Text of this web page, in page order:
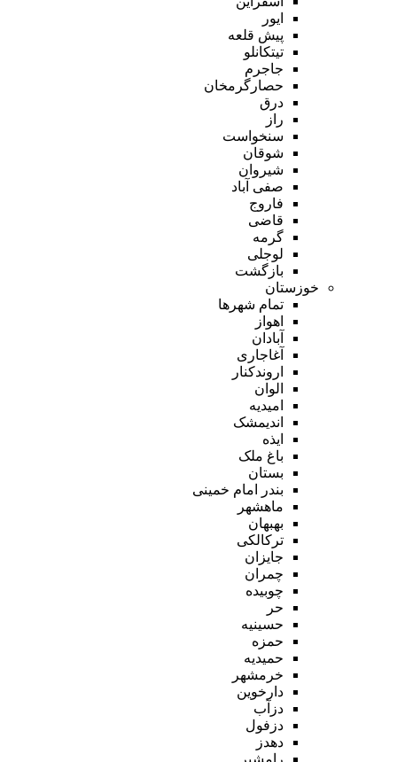
ایور
پیش قلعه
تیتکانلو
جاجرم
حصارگرمخان
درق
راز
سنخواست
شوقان
شیروان
صفی آباد
فاروج
قاضی
گرمه
لوجلی
بازگشت
خوزستان
تمام شهر‌ها
اهواز
آبادان
آغاجاری
اروندکنار
الوان
امیدیه
اندیمشک
ایذه
باغ ملک
بستان
بندر امام خمینی
ماهشهر
بهبهان
ترکالکی
جایزان
چمران
چوبیده
حر
حسینیه
حمزه
حمیدیه
خرمشهر
دارخوین
دزآب
دزفول
دهدز
رامشیر